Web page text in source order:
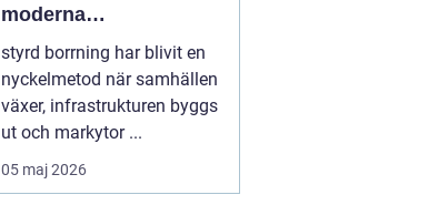
moderna
ledningsprojekt
styrd borrning har blivit en
nyckelmetod när samhällen
växer, infrastrukturen byggs
ut och markytor ...
05 maj 2026